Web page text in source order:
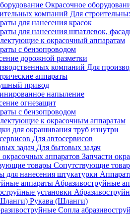
Окрасочное
Для
для нанесения красок
для нанесения шпатлевок,
к окрасочный аппаратам
с бензопроводом
дорожной разметки
Для
аппараты
привод
напыление
огнезащит
с бензопроводом
к окрасочным аппаратам
для окрашивания труб изнутри
Для автосервисов
Для бытовых задач
Запчасти
Сопутствующие
Aбразивоструйные
Рукава (Шланги)
Сопла